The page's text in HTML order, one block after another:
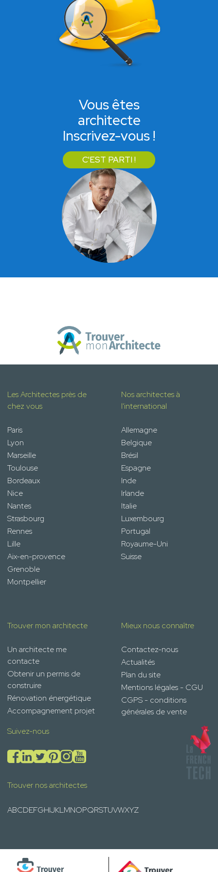
Vous êtes
architecte
Inscrivez-vous !
C'EST PARTI !
Les Architectes près de
chez vous
Paris
Lyon
Marseille
Toulouse
Bordeaux
Nice
Nantes
Strasbourg
Rennes
Lille
Aix-en-provence
Grenoble
Montpellier
Nos architectes à
l'international
Allemagne
Belgique
Brésil
Espagne
Inde
Irlande
Italie
Luxembourg
Portugal
Royaume-Uni
Suisse
Trouver mon architecte
Un architecte me
contacte
Obtenir un permis de
construire
Rénovation énergétique
Accompagnement projet
Mieux nous connaître
Contactez-nous
Actualités
Plan du site
Mentions légales - CGU
CGPS - conditions
générales de vente
Suivez-nous
Trouver nos architectes
ABCDEFGHIJKLMNOPQRSTUVWXYZ